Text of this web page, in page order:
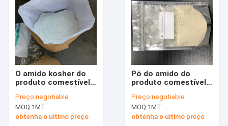
O amido kosher do
produto comestível
milho do amido de
milho 25kg/Bag
Preço:negotiable
MOQ:1MT
obtenha o ultimo preço
Pó do amido do
produto comestível
PBF Vital Wheat
Gluten Flour
Preço:negotiable
MOQ:1MT
obtenha o ultimo preço